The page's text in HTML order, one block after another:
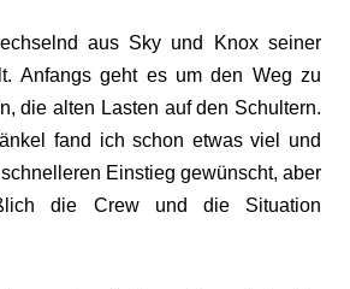
aus Sky und Knox seiner
Anfangs geht es um den Weg zu
die alten Lasten auf den Schultern.
fand ich schon etwas viel und
Einstieg gewünscht, aber
die Crew und die Situation